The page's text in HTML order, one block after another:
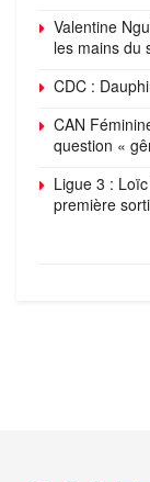
Valentine
les mains du
CDC :
CAN
question «
Ligue 3 :
première